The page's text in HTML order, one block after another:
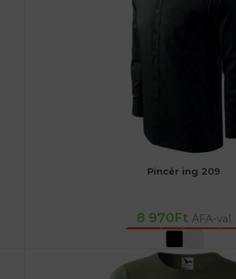
Pincér ing 209
8 970Ft ÁFA-val
OPCIÓK VÁLASZTÁSA